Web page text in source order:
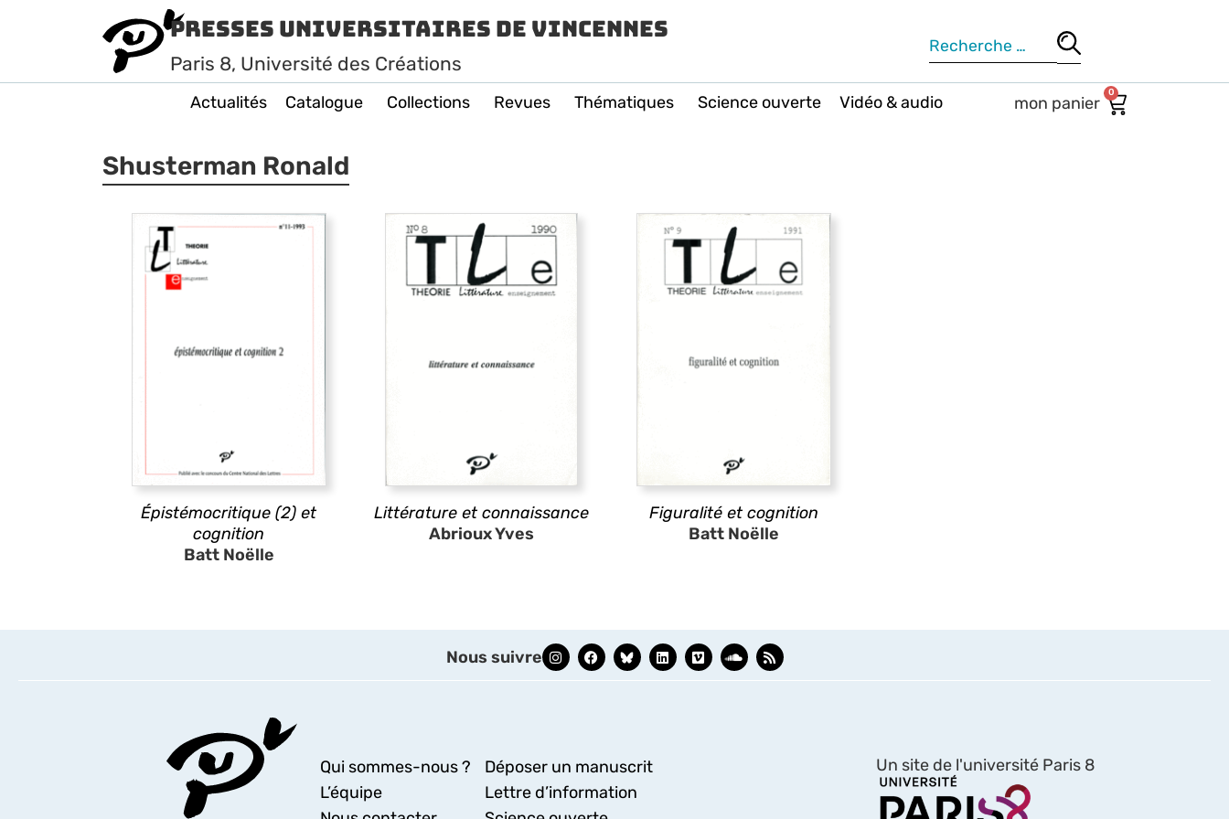
Presses Universitaires de Vincennes
Paris 8, Université des Créations
Actualités Catalogue Collections Revues Thématiques Science ouverte Vidéo & audio 0
Shusterman Ronald
Épistémocritique (2) et
cognition
Batt Noëlle
Littérature et connaissance
Abrioux Yves
Figuralité et cognition
Batt Noëlle
Nous suivre
Qui sommes-nous ?
L’équipe
Déposer un manuscrit
Lettre d’information
Un site de l'université Paris 8